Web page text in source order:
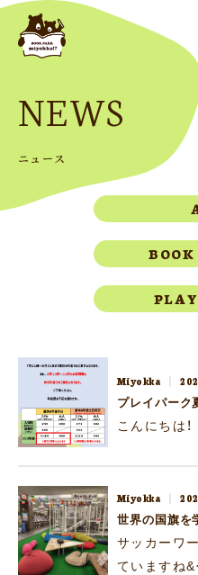
BOOK
PARK
NEWS
ニ ュ ー ス
BOOK
Miyokka
プレイパーク
こんにちは
Miyokka
世界の国旗を
サッカーワ
ていますね